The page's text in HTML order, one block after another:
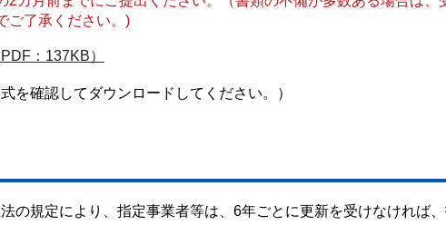
ご了承ください。)
：137KB）
を確認してダウンロードしてください。）
の規定により、指定事業者等は、6年ごとに更新を受けなければ